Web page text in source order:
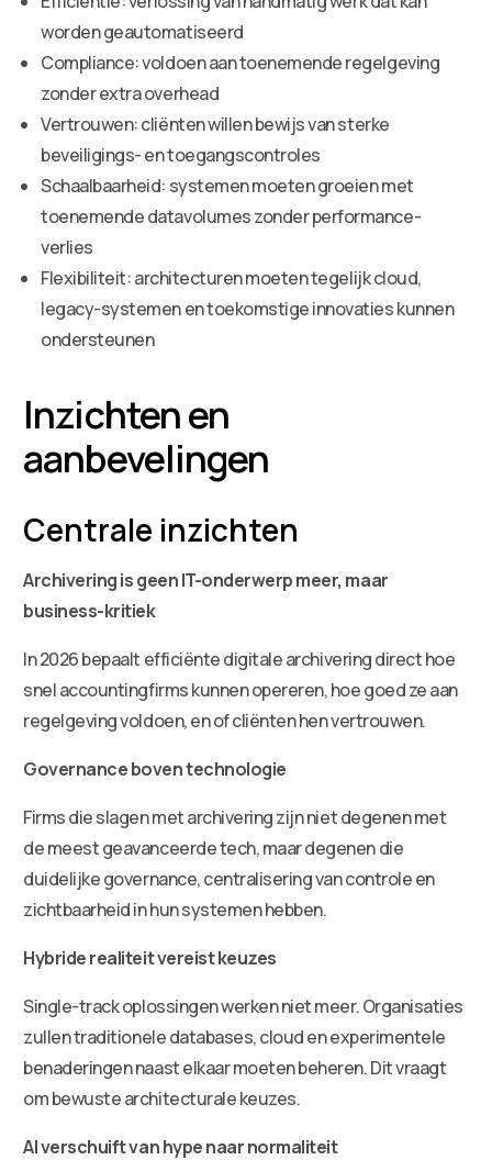
worden geautomatiseerd
Compliance: voldoen aan toenemende regelgeving
zonder extra overhead
Vertrouwen: cliënten willen bewijs van sterke
beveiligings- en toegangscontroles
Schaalbaarheid: systemen moeten groeien met
toenemende datavolumes zonder performance-
verlies
Flexibiliteit: architecturen moeten tegelijk cloud,
legacy-systemen en toekomstige innovaties kunnen
ondersteunen
Inzichten en
aanbevelingen
Centrale inzichten
Archivering is geen IT-onderwerp meer, maar
business-kritiek
In 2026 bepaalt efficiënte digitale archivering direct hoe
snel accountingfirms kunnen opereren, hoe goed ze aan
regelgeving voldoen, en of cliënten hen vertrouwen.
Governance boven technologie
Firms die slagen met archivering zijn niet degenen met
de meest geavanceerde tech, maar degenen die
duidelijke governance, centralisering van controle en
zichtbaarheid in hun systemen hebben.
Hybride realiteit vereist keuzes
Single-track oplossingen werken niet meer. Organisaties
zullen traditionele databases, cloud en experimentele
benaderingen naast elkaar moeten beheren. Dit vraagt
om bewuste architecturale keuzes.
AI verschuift van hype naar normaliteit